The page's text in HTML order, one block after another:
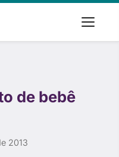
de bebê
2013